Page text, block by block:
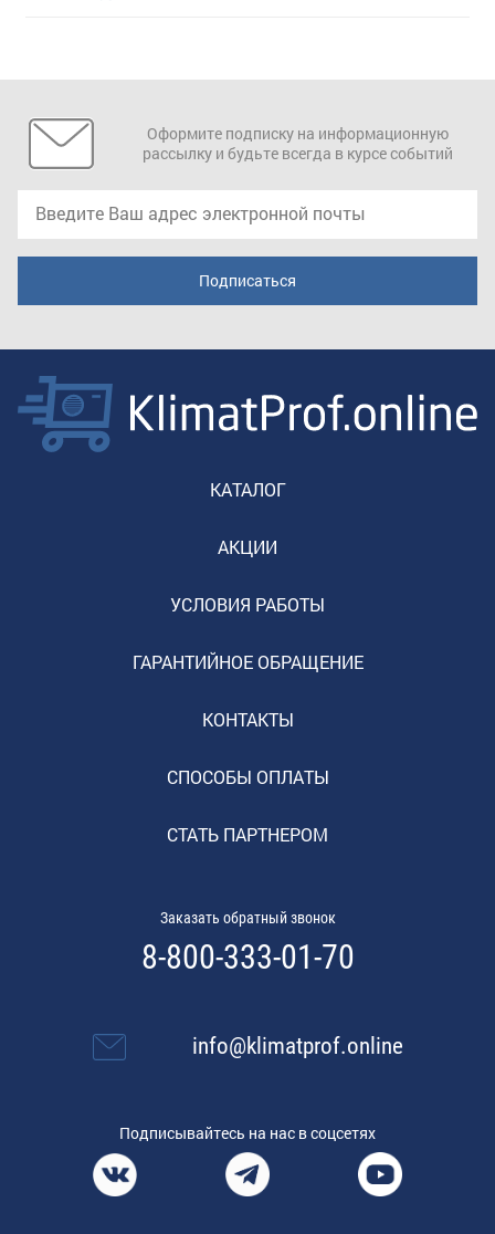
Оформите подписку на информационную
рассылку и будьте всегда в курсе событий
КАТАЛОГ
АКЦИИ
УСЛОВИЯ РАБОТЫ
ГАРАНТИЙНОЕ ОБРАЩЕНИЕ
КОНТАКТЫ
СПОСОБЫ ОПЛАТЫ
СТАТЬ ПАРТНЕРОМ
Заказать обратный звонок
8-800-333-01-70
info@klimatprof.online
Подписывайтесь на нас в соцсетях